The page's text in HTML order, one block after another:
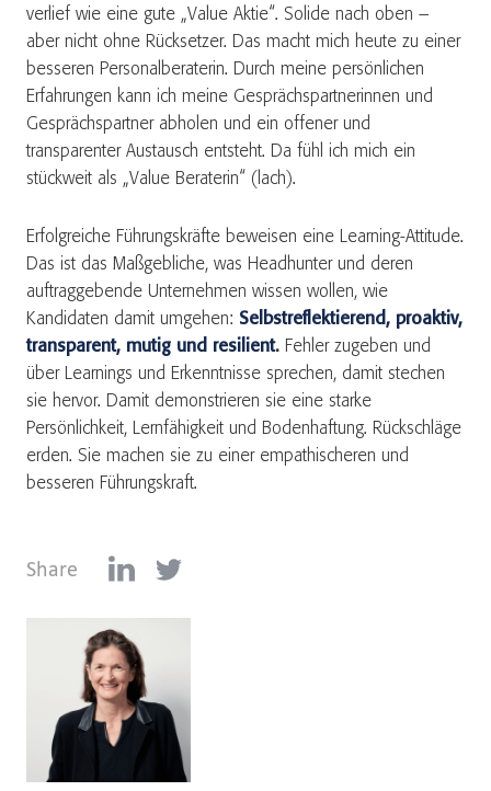
verlief wie eine gute „Value Aktie“. Solide nach oben –
aber nicht ohne Rücksetzer. Das macht mich heute zu einer
besseren Personalberaterin. Durch meine persönlichen
Erfahrungen kann ich meine Gesprächspartnerinnen und
Gesprächspartner abholen und ein offener und
transparenter Austausch entsteht. Da fühl ich mich ein
stückweit als „Value Beraterin“ (lach).
Erfolgreiche Führungskräfte beweisen eine Learning-Attitude.
Das ist das Maßgebliche, was Headhunter und deren
auftraggebende Unternehmen wissen wollen, wie
Kandidaten damit umgehen: Selbstreflektierend, proaktiv,
transparent, mutig und resilient. Fehler zugeben und
über Learnings und Erkenntnisse sprechen, damit stechen
sie hervor. Damit demonstrieren sie eine starke
Persönlichkeit, Lernfähigkeit und Bodenhaftung. Rückschläge
erden. Sie machen sie zu einer empathischeren und
besseren Führungskraft.
Share